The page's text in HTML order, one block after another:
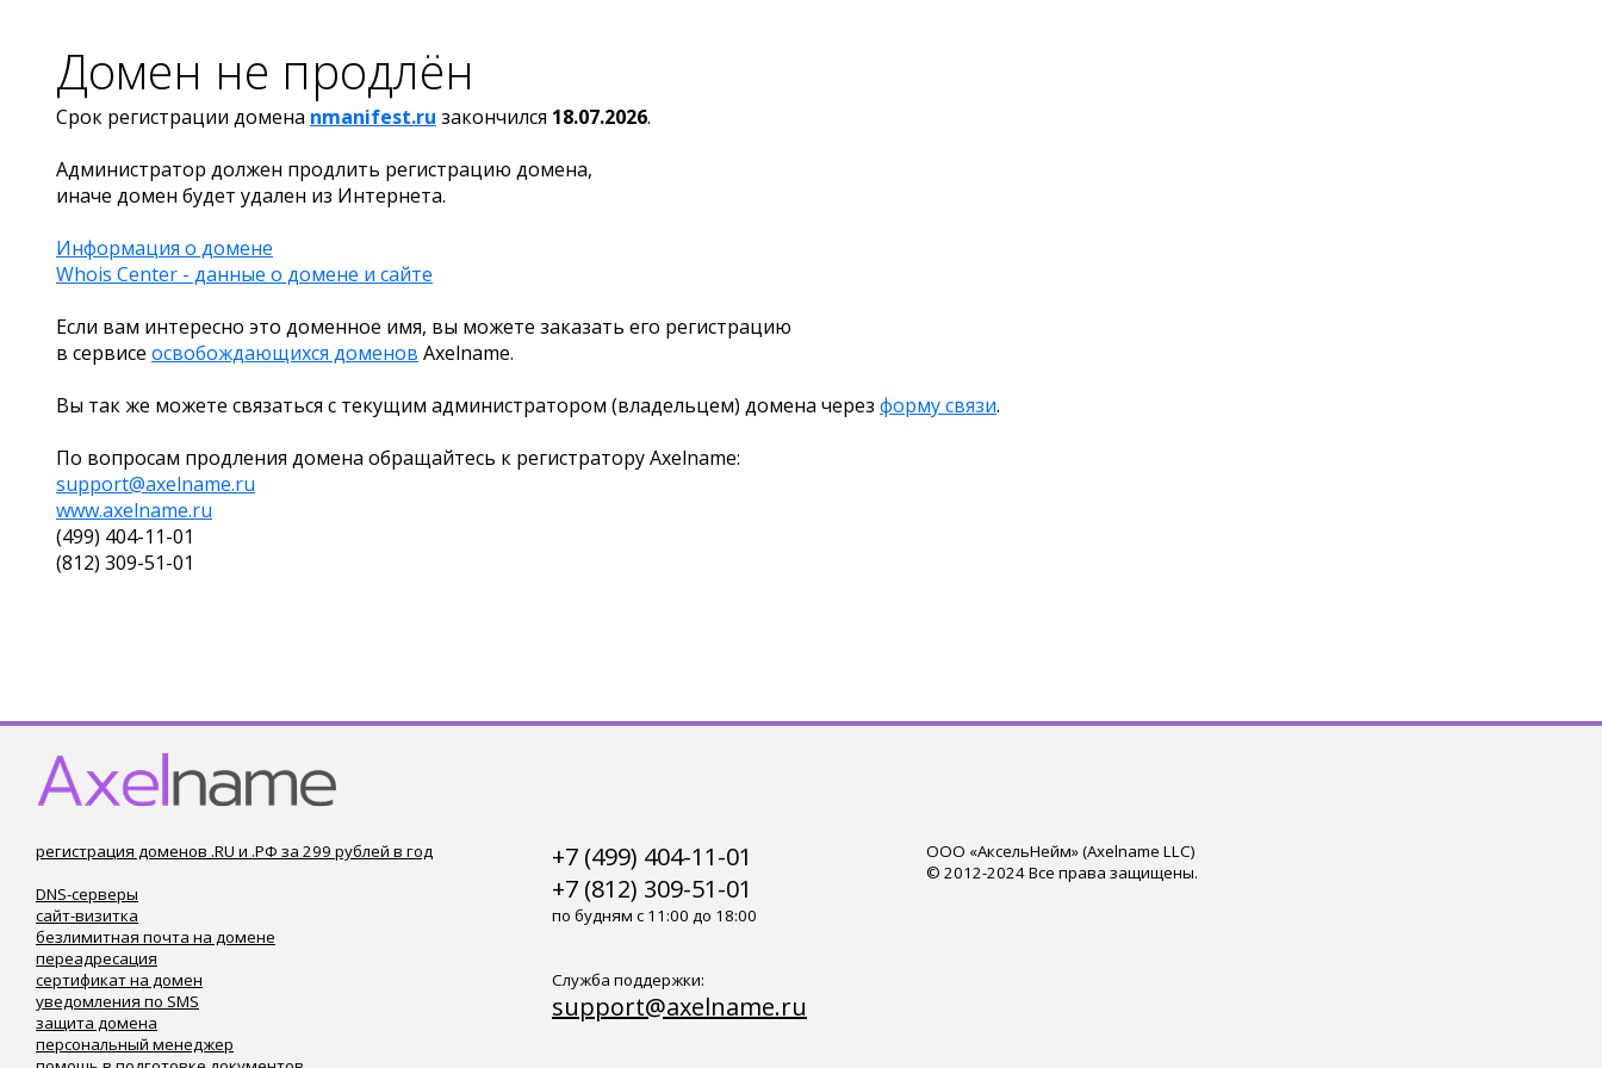
Домен не продлён
Срок регистрации домена nmanifest.ru закончился 18.07.2026.
Администратор должен продлить регистрацию домена,
иначе домен будет удален из Интернета.
Информация о домене
Whois Center - данные о домене и сайте
Если вам интересно это доменное имя, вы можете заказать его регистрацию
в сервисе освобождающихся доменов Axelname.
Вы так же можете связаться с текущим администратором (владельцем) домена через форму связи.
По вопросам продления домена обращайтесь к регистратору Axelname:
support@axelname.ru
www.axelname.ru
(499) 404-11-01
(812) 309-51-01
регистрация доменов .RU и .РФ за 299 рублей в год
DNS-серверы
сайт-визитка
безлимитная почта на домене
переадресация
сертификат на домен
уведомления по SMS
защита домена
персональный менеджер
+7 (499) 404-11-01
+7 (812) 309-51-01
по будням с 11:00 до 18:00
Служба поддержки:
support@axelname.ru
ООО «АксельНейм» (Axelname LLC)
© 2012-2024 Все права защищены.